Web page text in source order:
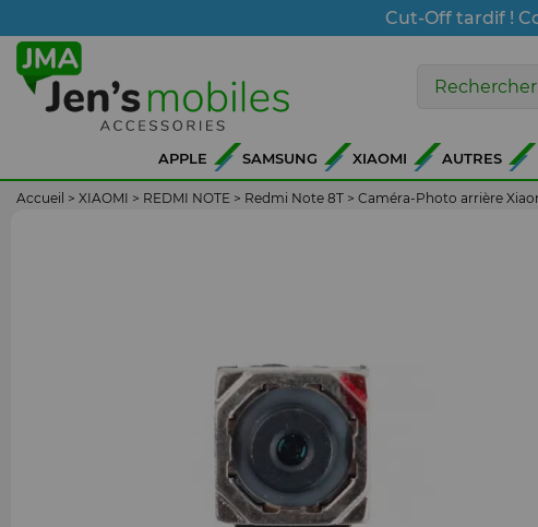
Cut-Off tardif !
APPLE SAMSUNG XIAOMI AUTRES
Accueil > XIAOMI > REDMI NOTE > Redmi Note 8T > Caméra-Photo arrière